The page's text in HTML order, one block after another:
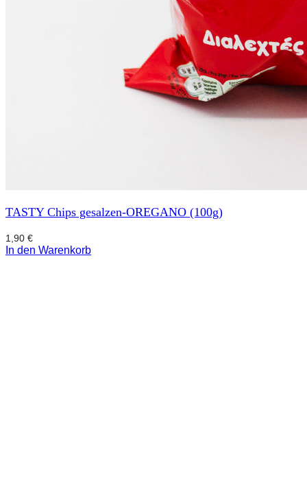
TASTY Chips gesalzen-OREGANO (100g)
1,90 €
In den Warenkorb